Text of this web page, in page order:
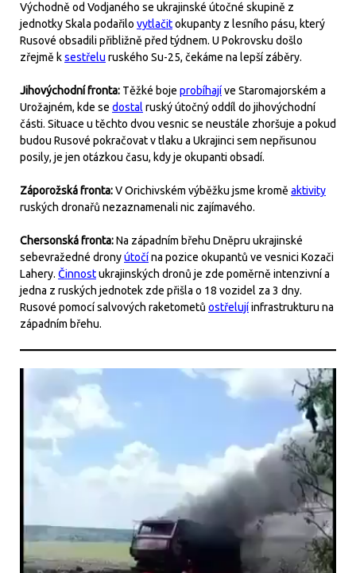
Východně od Vodjaného se ukrajinské útočné skupině z
jednotky Skala podařilo vytlačitokupanty z lesního pásu, který
Rusové obsadili přibližně před týdnem. U Pokrovsku došlo
zřejmě ksestřelu ruského Su-25, čekáme na lepší záběry.
Jihovýchodní fronta: Těžké boje probíhajíve Staromajorském a
Urožajném, kde se dostal ruský útočný oddíl do jihovýchodní
části. Situace u těchto dvou vesnic se neustále zhoršuje a pokud
budou Rusové pokračovat v tlaku a Ukrajinci sem nepřisunou
posily, je jen otázkou času, kdy je okupanti obsadí.
Záporožská fronta:V Orichivském výběžku jsme kromě aktivity
ruských dronařů nezaznamenali nic zajímavého.
Chersonská fronta:Na západním břehu Dněpru ukrajinské
sebevražedné dronyútočína pozice okupantů ve vesnici Kozači
Lahery. Činnostukrajinských dronů je zde poměrně intenzivní a
jedna z ruských jednotek zde přišla o 18 vozidel za 3 dny.
Rusové pomocí salvových raketometů ostřelujíinfrastrukturu na
západním břehu.